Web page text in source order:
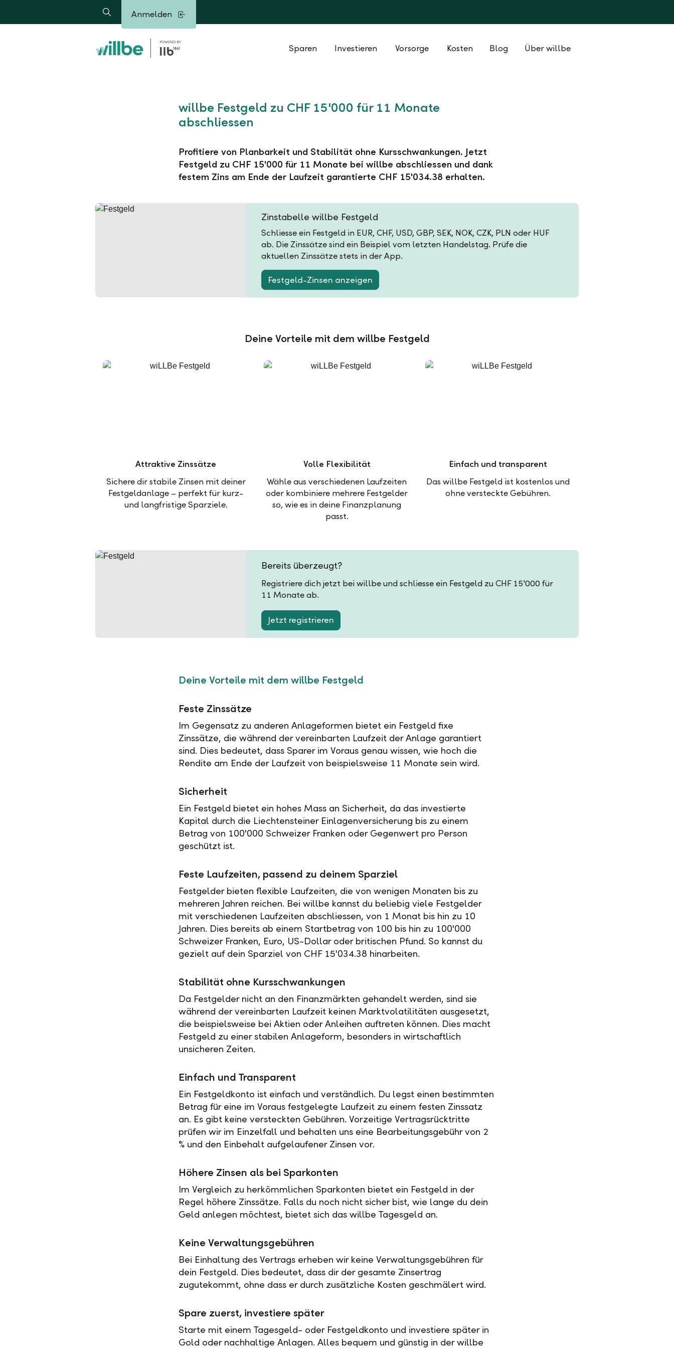
Suche Anmelden
Sparen Investieren Vorsorge Kosten Blog Über willbe
willbe Festgeld zu CHF 15'000 für 11 Monate
abschliessen
Profitiere von Planbarkeit und Stabilität ohne Kursschwankungen. Jetzt
Festgeld zu CHF 15'000 für 11 Monate bei willbe abschliessen und dank
festem Zins am Ende der Laufzeit garantierte CHF 15'034.38 erhalten.
Zinstabelle willbe Festgeld
Schliesse ein Festgeld in EUR, CHF, USD, GBP, SEK, NOK, CZK, PLN oder HUF
ab. Die Zinssätze sind ein Beispiel vom letzten Handelstag. Prüfe die
aktuellen Zinssätze stets in der App.
Festgeld-Zinsen anzeigen
Deine Vorteile mit dem willbe Festgeld
Attraktive Zinssätze
Sichere dir stabile Zinsen mit deiner
Festgeldanlage – perfekt für kurz-
und langfristige Sparziele.
Volle Flexibilität
Wähle aus verschiedenen Laufzeiten
oder kombiniere mehrere Festgelder
so, wie es in deine Finanzplanung
passt.
Einfach und transparent
Das willbe Festgeld ist kostenlos und
ohne versteckte Gebühren.
Bereits überzeugt?
Registriere dich jetzt bei willbe und schliesse ein Festgeld zu CHF 15'000 für
11 Monate ab.
Jetzt registrieren
Deine Vorteile mit dem willbe Festgeld
Feste Zinssätze
Im Gegensatz zu anderen Anlageformen bietet ein Festgeld fixe
Zinssätze, die während der vereinbarten Laufzeit der Anlage garantiert
sind. Dies bedeutet, dass Sparer im Voraus genau wissen, wie hoch die
Rendite am Ende der Laufzeit von beispielsweise 11 Monate sein wird.
Sicherheit
Ein Festgeld bietet ein hohes Mass an Sicherheit, da das investierte
Kapital durch die Liechtensteiner Einlagenversicherung bis zu einem
Betrag von 100'000 Schweizer Franken oder Gegenwert pro Person
geschützt ist.
Feste Laufzeiten, passend zu deinem Sparziel
Festgelder bieten flexible Laufzeiten, die von wenigen Monaten bis zu
mehreren Jahren reichen. Bei willbe kannst du beliebig viele Festgelder
mit verschiedenen Laufzeiten abschliessen, von 1 Monat bis hin zu 10
Jahren. Dies bereits ab einem Startbetrag von 100 bis hin zu 100'000
Schweizer Franken, Euro, US-Dollar oder britischen Pfund. So kannst du
gezielt auf dein Sparziel von CHF 15'034.38 hinarbeiten.
Stabilität ohne Kursschwankungen
Da Festgelder nicht an den Finanzmärkten gehandelt werden, sind sie
während der vereinbarten Laufzeit keinen Marktvolatilitäten ausgesetzt,
die beispielsweise bei Aktien oder Anleihen auftreten können. Dies macht
Festgeld zu einer stabilen Anlageform, besonders in wirtschaftlich
unsicheren Zeiten.
Einfach und Transparent
Ein Festgeldkonto ist einfach und verständlich. Du legst einen bestimmten
Betrag für eine im Voraus festgelegte Laufzeit zu einem festen Zinssatz
an. Es gibt keine versteckten Gebühren. Vorzeitige Vertragsrücktritte
prüfen wir im Einzelfall und behalten uns eine Bearbeitungsgebühr von 2
% und den Einbehalt aufgelaufener Zinsen vor.
Höhere Zinsen als bei Sparkonten
Im Vergleich zu herkömmlichen Sparkonten bietet ein Festgeld in der
Regel höhere Zinssätze. Falls du noch nicht sicher bist, wie lange du dein
Geld anlegen möchtest, bietet sich das willbe Tagesgeld an.
Keine Verwaltungsgebühren
Bei Einhaltung des Vertrags erheben wir keine Verwaltungsgebühren für
dein Festgeld. Dies bedeutet, dass dir der gesamte Zinsertrag
zugutekommt, ohne dass er durch zusätzliche Kosten geschmälert wird.
Spare zuerst, investiere später
Starte mit einem Tagesgeld- oder Festgeldkonto und investiere später in
Gold oder nachhaltige Anlagen. Alles bequem und günstig in der willbe